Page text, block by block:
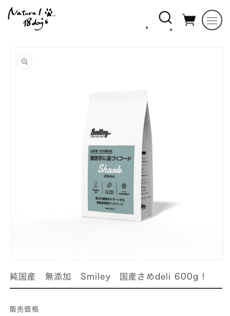
ンツに
進む
報にス
キップ
ー
ダ
で
純国産 無添加 Smiley 国産さめdeli 600g！
販売価格